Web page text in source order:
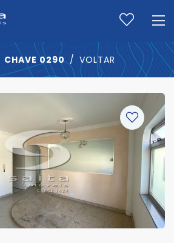
CHAVE 0290 VOLTAR